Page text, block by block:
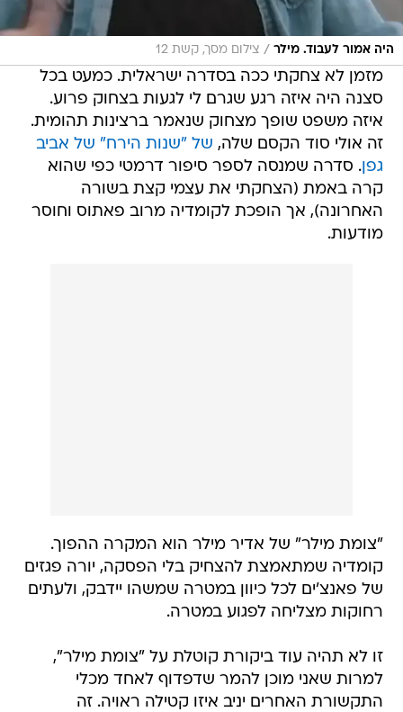
היה אמור לעבוד. מילר / צילום מסך, קשת 12
מזמן לא צחקתי ככה בסדרה ישראלית. כמעט בכל
סצנה היה איזה רגע שגרם לי לגעות בצחוק פרוע.
איזה משפט שופך מצחוק שנאמר ברצינות תהומית.
זה אולי סוד הקסם שלה, של "שנות הירח" של אביב
גפן. סדרה שמנסה לספר סיפור דרמטי כפי שהוא
קרה באמת (הצחקתי את עצמי קצת בשורה
האחרונה), אך הופכת לקומדיה מרוב פאתוס וחוסר
מודעות.
"צומת מילר" של אדיר מילר הוא המקרה ההפוך.
קומדיה שמתאמצת להצחיק בלי הפסקה, יורה פגזים
של פאנצ'ים לכל כיוון במטרה שמשהו יידבק, ולעתים
רחוקות מצליחה לפגוע במטרה.
זו לא תהיה עוד ביקורת קוטלת על "צומת מילר",
למרות שאני מוכן להמר שדפדוף לאחד מכלי
התקשורת האחרים יניב איזו קטילה ראויה. זה